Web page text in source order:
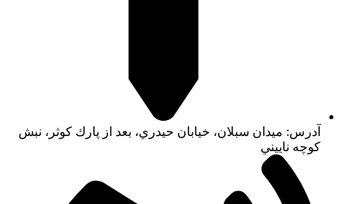
آدرس: ميدان سبلان، خيابان حيدري، بعد از پارك كوثر، نبش
كوچه ناييني